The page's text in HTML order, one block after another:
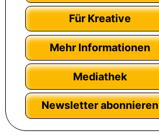
Für Kreative
Mehr Informationen
Mediathek
Newsletter abonnieren